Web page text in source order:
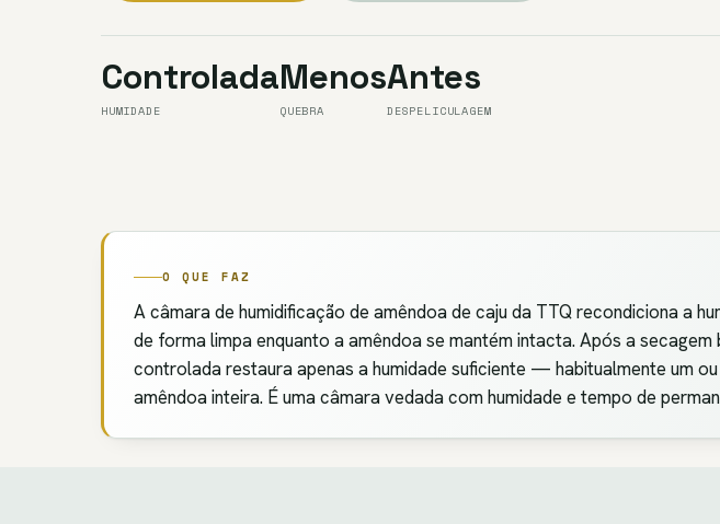
Controlada
HUMIDADE
Menos
QUEBRA
Antes
DESPELICULAGEM
O QUE FAZ
A câmara de humidificação de amêndoa de caju da TTQ recondiciona a
de forma limpa enquanto a amêndoa se mantém intacta. Após a
controlada restaura apenas a humidade suficiente — habitualmente um
amêndoa inteira. É uma câmara vedada com humidade e tempo de